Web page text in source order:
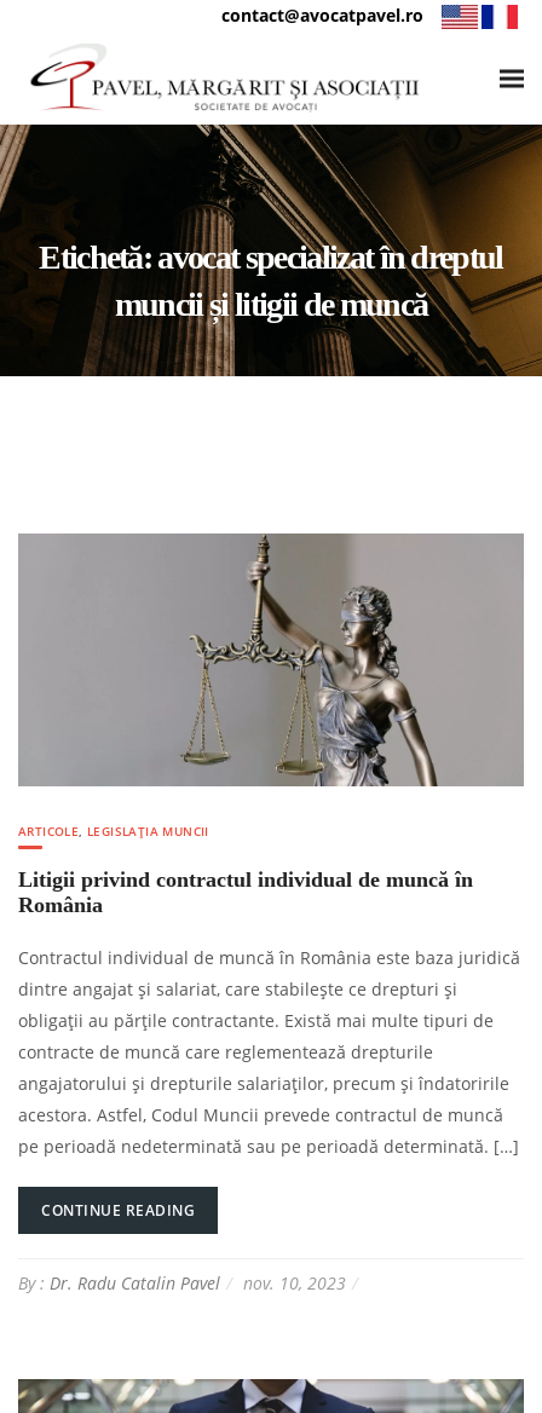
contact@avocatpavel.ro
Etichetă:avocat specializat în dreptul
muncii și litigii de muncă
ARTICOLE, LEGISLAȚIA MUNCII
Litigii privind contractul individual de muncă în
România
Contractul individual de muncă în România este baza juridică
dintre angajat și salariat, care stabilește ce drepturi și
obligații au părțile contractante. Există mai multe tipuri de
contracte de muncă care reglementează drepturile
angajatorului și drepturile salariaților, precum și îndatoririle
acestora. Astfel, Codul Muncii prevede contractul de muncă
pe perioadă nedeterminată sau pe perioadă determinată. […]
CONTINUE READING
By : Dr. Radu Catalin Pavel nov. 10, 2023